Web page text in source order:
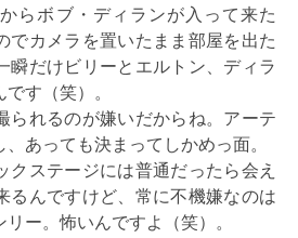
らボブ・ディランが入って来た
でカメラを置いたまま部屋を出た
瞬だけビリーとエルトン、ディラ
す（笑）。
られるのが嫌いだからね。アーテ
あっても決まってしかめっ面。
クステージには普通だったら会え
るんですけど、常に不機嫌なのは
ー。怖いんですよ（笑）。